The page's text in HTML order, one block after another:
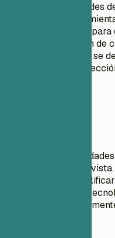
Agrupa tus habilidades
Frameworks,
técnicas relevantes
habilidades en orden
habilidades blandas se
puntos clave en la
No enumeres
usando en una
porcentajes para
80%"). No incluyas
requieran